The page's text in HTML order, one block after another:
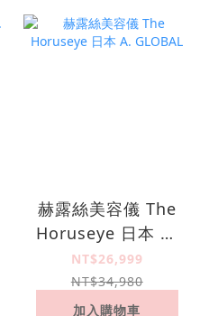
赫露絲美容儀 The
Horuseye 日本 A.
GLOBAL
NT$26,999
NT$34,980
加入購物車